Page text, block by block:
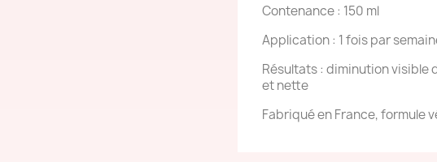
Contenance : 150 ml
Application : 1 fois par
Résultats : diminution visible
et nette
Fabriqué en France, formule